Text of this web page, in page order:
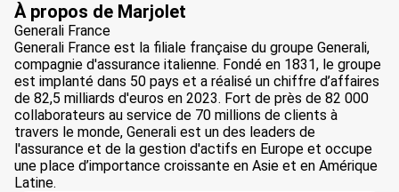
À propos de Marjolet
Generali France
Generali France est la filiale française du groupe Generali,
compagnie d'assurance italienne. Fondé en 1831, le groupe
est implanté dans 50 pays et a réalisé un chiffre d’affaires
de 82,5 milliards d'euros en 2023. Fort de près de 82 000
collaborateurs au service de 70 millions de clients à
travers le monde, Generali est un des leaders de
l'assurance et de la gestion d'actifs en Europe et occupe
une place d’importance croissante en Asie et en Amérique
Latine.